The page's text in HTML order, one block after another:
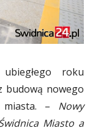
roku
budową nowego
– Nowy
Miasto a